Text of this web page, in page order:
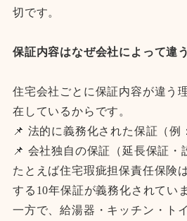
切です。
保証内容はなぜ会社によって違
住宅会社ごとに保証内容が違う
在しているからです。
📌 法的に義務化された保証（例
📌 会社独自の保証（延長保証・
たとえば住宅瑕疵担保責任保険
する10年保証が義務化されてい
一方で、給湯器・キッチン・ト